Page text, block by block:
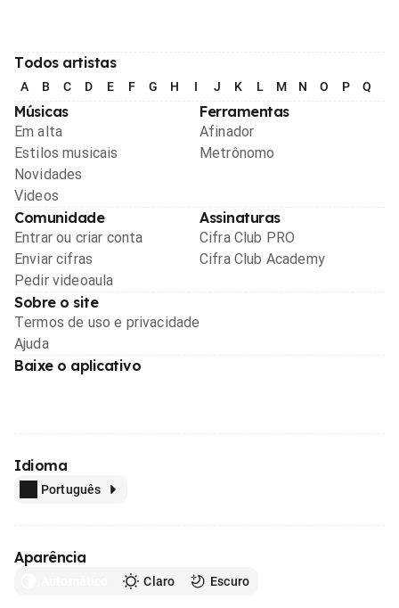
Todos artistas
A B C D E F G H I J K L M N O P Q
Músicas
Em alta
Estilos musicais
Novidades
Videos
Ferramentas
Afinador
Metrônomo
Comunidade
Entrar ou criar conta
Enviar cifras
Pedir videoaula
Assinaturas
Cifra Club PRO
Cifra Club Academy
Sobre o site
Termos de uso e privacidade
Ajuda
Baixe o aplicativo
Idioma
Português
Aparência
Claro Escuro